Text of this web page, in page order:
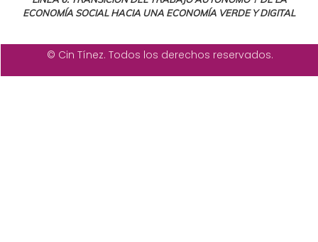
ECONOMÍA SOCIAL HACIA UNA ECONOMÍA VERDE Y DIGITAL
© Cin Tínez. Todos los derechos reservados.